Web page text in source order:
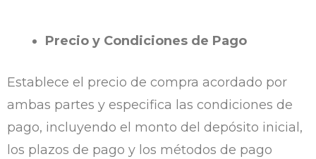
Precio y Condiciones de Pago
Establece el precio de compra acordado por
ambas partes y especifica las condiciones de
pago, incluyendo el monto del depósito inicial,
los plazos de pago y los métodos de pago